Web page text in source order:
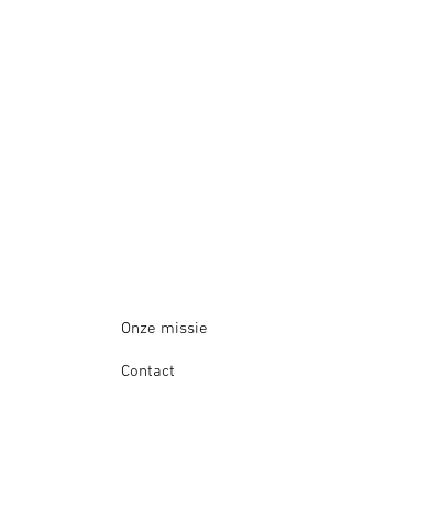
Onze missie
Contact